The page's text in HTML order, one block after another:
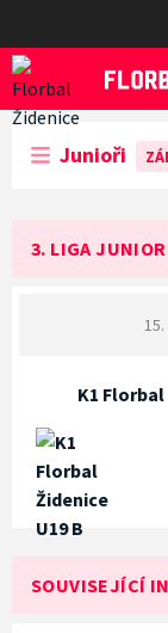
Florbal
Junioři
3. LIGA
15.
K1
SOUVISEJÍCÍ